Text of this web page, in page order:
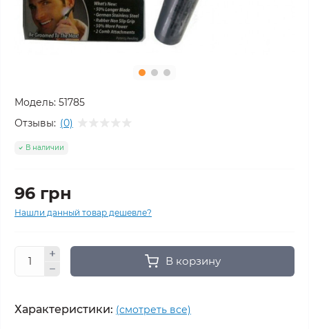
Модель: 51785
Отзывы: (0)
В наличии
96 грн
Нашли данный товар дешевле?
В корзину
Характеристики: (смотреть все)